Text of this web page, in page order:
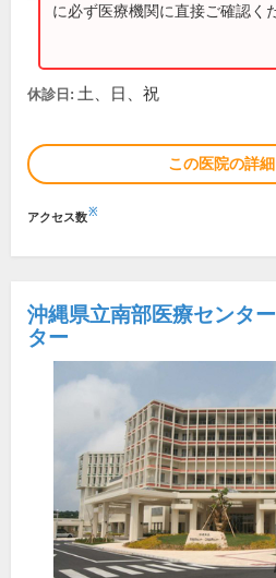
に必ず医療機関に直接ご確認く
休診日: 土、日、祝
この医院の詳
アクセス数※
沖縄県立南部医療センタ
ター